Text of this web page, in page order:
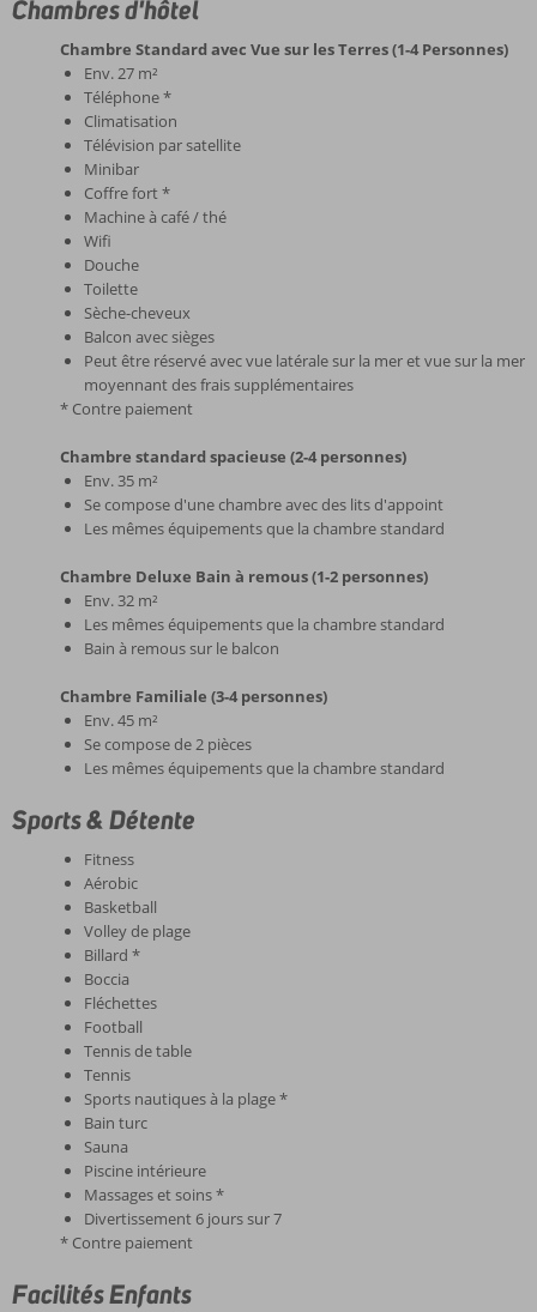
Chambres d'hôtel
Chambre Standard avec Vue sur les Terres (1-4 Personnes)
Env. 27 m²
Téléphone *
Climatisation
Télévision par satellite
Minibar
Coffre fort *
Machine à café / thé
Wifi
Douche
Toilette
Sèche-cheveux
Balcon avec sièges
Peut être réservé avec vue latérale sur la mer et vue sur la mer
moyennant des frais supplémentaires
* Contre paiement
Chambre standard spacieuse (2-4 personnes)
Env. 35 m²
Se compose d'une chambre avec des lits d'appoint
Les mêmes équipements que la chambre standard
Chambre Deluxe Bain à remous (1-2 personnes)
Env. 32 m²
Les mêmes équipements que la chambre standard
Bain à remous sur le balcon
Chambre Familiale (3-4 personnes)
Env. 45 m²
Se compose de 2 pièces
Les mêmes équipements que la chambre standard
Sports & Détente
Fitness
Aérobic
Basketball
Volley de plage
Billard *
Boccia
Fléchettes
Football
Tennis de table
Tennis
Sports nautiques à la plage *
Bain turc
Sauna
Piscine intérieure
Massages et soins *
Divertissement 6 jours sur 7
* Contre paiement
Facilités Enfants